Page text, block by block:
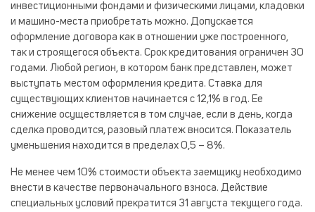
инвестиционными фондами и физическими лицами, кладовки
и машино-места приобретать можно. Допускается
оформление договора как в отношении уже построенного,
так и строящегося объекта. Срок кредитования ограничен 30
годами. Любой регион, в котором банк представлен, может
выступать местом оформления кредита. Ставка для
существующих клиентов начинается с 12,1% в год. Ее
снижение осуществляется в том случае, если в день, когда
сделка проводится, разовый платеж вносится. Показатель
уменьшения находится в пределах 0,5 – 8%.
Не менее чем 10% стоимости объекта заемщику необходимо
внести в качестве первоначального взноса. Действие
специальных условий прекратится 31 августа текущего года.